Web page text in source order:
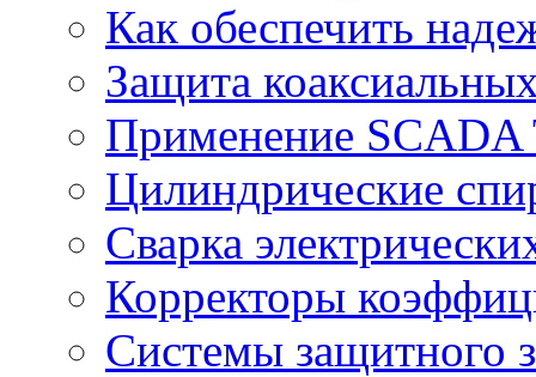
Как обеспечить
Защита
Применение
Цилиндрические
Сварка
Корректоры
Системы защитного